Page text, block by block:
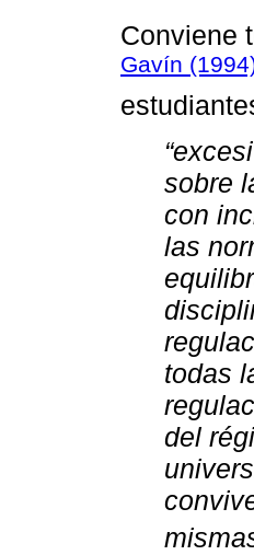
Conviene
Gavín
sobre
con
las
todas
del